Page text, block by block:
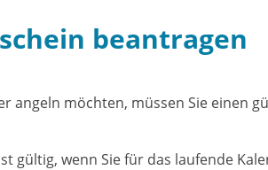
beantragen
angeln möchten, müssen Sie einen
gültig, wenn Sie für das laufende